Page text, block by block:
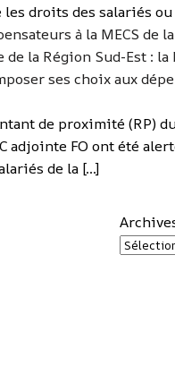
droits des salariés
à la MECS de la
de la Région Sud-Est :
ses choix aux
de proximité (RP)
adjointe FO ont été
de la […]